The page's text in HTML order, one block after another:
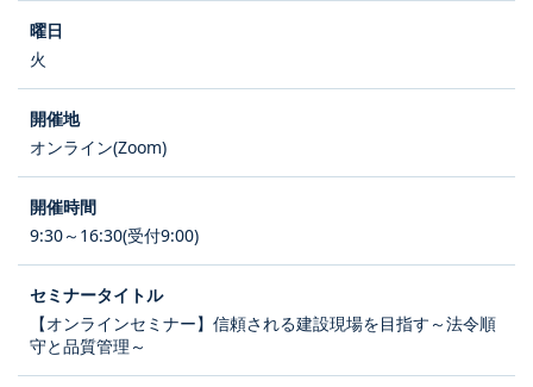
火
オンライン(Zoom)
9:30～16:30(受付9:00)
【オンラインセミナー】信頼される建設現場を目指す～法令順
守と品質管理～